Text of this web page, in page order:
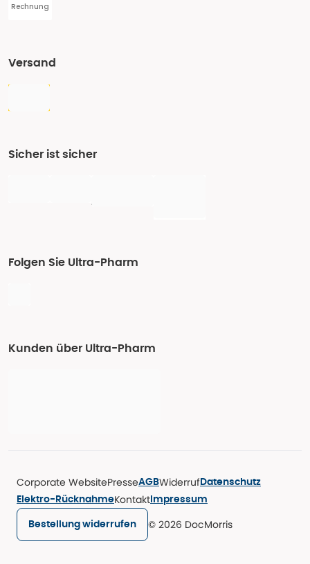
Rechnung
Versand
Sicher ist sicher
Folgen Sie Ultra-Pharm
Kunden über Ultra-Pharm
Corporate WebsitePresseAGBWiderruf Datenschutz
Elektro-RücknahmeKontakt Impressum
Bestellung widerrufen © 2026 DocMorris